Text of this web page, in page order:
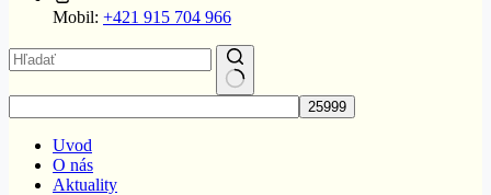
Mobil: +421 915 704 966
results
Uvod
O nás
Aktuality